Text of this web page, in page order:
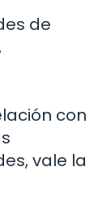
de
con
vale la